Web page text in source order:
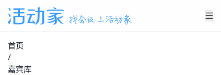
首页
/
嘉宾库